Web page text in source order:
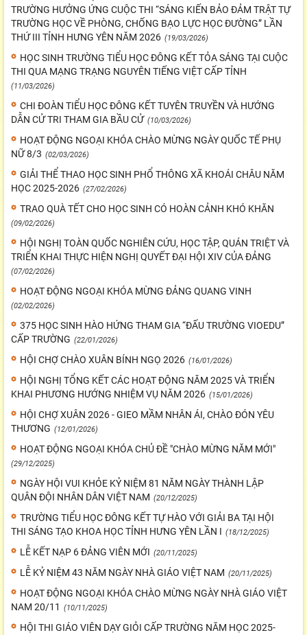
TRƯỜNG HƯỞNG ỨNG CUỘC THI “SÁNG KIẾN BẢO ĐẢM TRẬT TỰ
TRƯỜNG HỌC VỀ PHÒNG, CHỐNG BẠO LỰC HỌC ĐƯỜNG” LẦN
THỨ III TỈNH HƯNG YÊN NĂM 2026 (19/03/2026)
HỌC SINH TRƯỜNG TIỂU HỌC ĐÔNG KẾT TỎA SÁNG TẠI CUỘC
THI QUA MẠNG TRẠNG NGUYÊN TIẾNG VIỆT CẤP TỈNH
(11/03/2026)
CHI ĐOÀN TIỂU HỌC ĐÔNG KẾT TUYÊN TRUYỀN VÀ HƯỚNG
DẪN CỬ TRI THAM GIA BẦU CỬ (10/03/2026)
HOẠT ĐỘNG NGOẠI KHÓA CHÀO MỪNG NGÀY QUỐC TẾ PHỤ
NỮ 8/3 (02/03/2026)
GIẢI THỂ THAO HỌC SINH PHỔ THÔNG XÃ KHOÁI CHÂU NĂM
HỌC 2025-2026 (27/02/2026)
TRAO QUÀ TẾT CHO HỌC SINH CÓ HOÀN CẢNH KHÓ KHĂN
(09/02/2026)
HỘI NGHỊ TOÀN QUỐC NGHIÊN CỨU, HỌC TẬP, QUÁN TRIỆT VÀ
TRIỂN KHAI THỰC HIỆN NGHỊ QUYẾT ĐẠI HỘI XIV CỦA ĐẢNG
(07/02/2026)
HOẠT ĐỘNG NGOẠI KHÓA MỪNG ĐẢNG QUANG VINH
(02/02/2026)
375 HỌC SINH HÀO HỨNG THAM GIA “ĐẤU TRƯỜNG VIOEDU”
CẤP TRƯỜNG (22/01/2026)
HỘI CHỢ CHÀO XUÂN BÍNH NGỌ 2026 (16/01/2026)
HỘI NGHỊ TỔNG KẾT CÁC HOẠT ĐỘNG NĂM 2025 VÀ TRIỂN
KHAI PHƯƠNG HƯỚNG NHIỆM VỤ NĂM 2026 (15/01/2026)
HỘI CHỢ XUÂN 2026 - GIEO MẦM NHÂN ÁI, CHÀO ĐÓN YÊU
THƯƠNG (12/01/2026)
HOẠT ĐỘNG NGOẠI KHÓA CHỦ ĐỀ "CHÀO MỪNG NĂM MỚI"
(29/12/2025)
NGÀY HỘI VUI KHỎE KỶ NIỆM 81 NĂM NGÀY THÀNH LẬP
QUÂN ĐỘI NHÂN DÂN VIỆT NAM (20/12/2025)
TRƯỜNG TIỂU HỌC ĐÔNG KẾT TỰ HÀO VỚI GIẢI BA TẠI HỘI
THI SÁNG TẠO KHOA HỌC TỈNH HƯNG YÊN LẦN I (18/12/2025)
LỄ KẾT NẠP 6 ĐẢNG VIÊN MỚI (20/11/2025)
LỄ KỶ NIỆM 43 NĂM NGÀY NHÀ GIÁO VIỆT NAM (20/11/2025)
HOẠT ĐỘNG NGOẠI KHÓA CHÀO MỪNG NGÀY NHÀ GIÁO VIỆT
NAM 20/11
(10/11/2025)
HỘI THI GIÁO VIÊN DẠY GIỎI CẤP TRƯỜNG NĂM HỌC 2025-